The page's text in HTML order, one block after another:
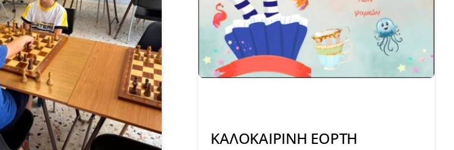
ΚΑΛΟΚΑΙΡΙΝΗ ΕΟΡΤΗ